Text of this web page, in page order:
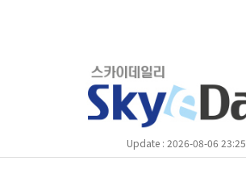
Update : 2026-08-06 23:25